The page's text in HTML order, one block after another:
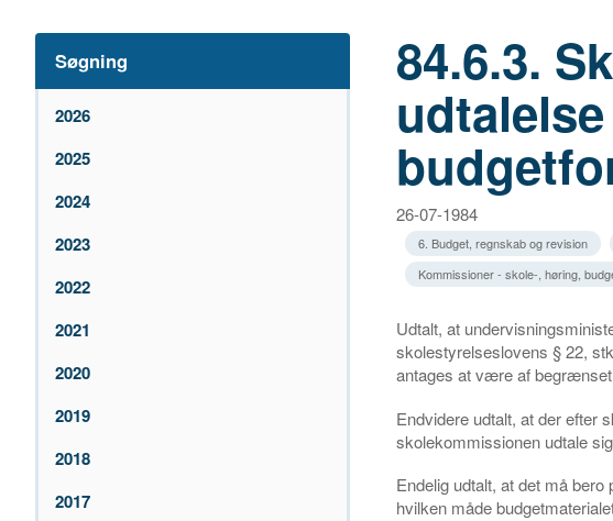
Søgning
2026
2025
2024
2023
2022
2021
2020
2019
2018
2017
84.6.3.
26-07-1984
6. Budget, regnskab og revision
Kommissioner - skole-, høring,
Udtalt, at
skolestyrelseslovens § 22,
antages at være af
Endvidere udtalt, at der efter
skolekommissionen udtale
Endelig udtalt, at det må
hvilken måde